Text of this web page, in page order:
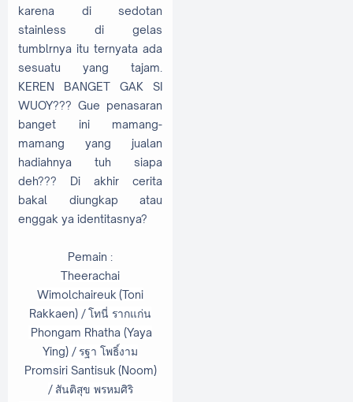
karena di sedotan
stainless di gelas
tumblrnya itu ternyata ada
sesuatu yang tajam.
KEREN BANGET GAK SI
WUOY??? Gue penasaran
banget ini mamang-
mamang yang jualan
hadiahnya tuh siapa
deh??? Di akhir cerita
bakal diungkap atau
enggak ya identitasnya?
Pemain :
Theerachai
Wimolchaireuk (Toni
Rakkaen) / โทนี่ รากแก่น
Phongam Rhatha (Yaya
Ying) / รฐา โพธิ์งาม
Promsiri Santisuk (Noom)
/ สันติสุข พรหมศิริ